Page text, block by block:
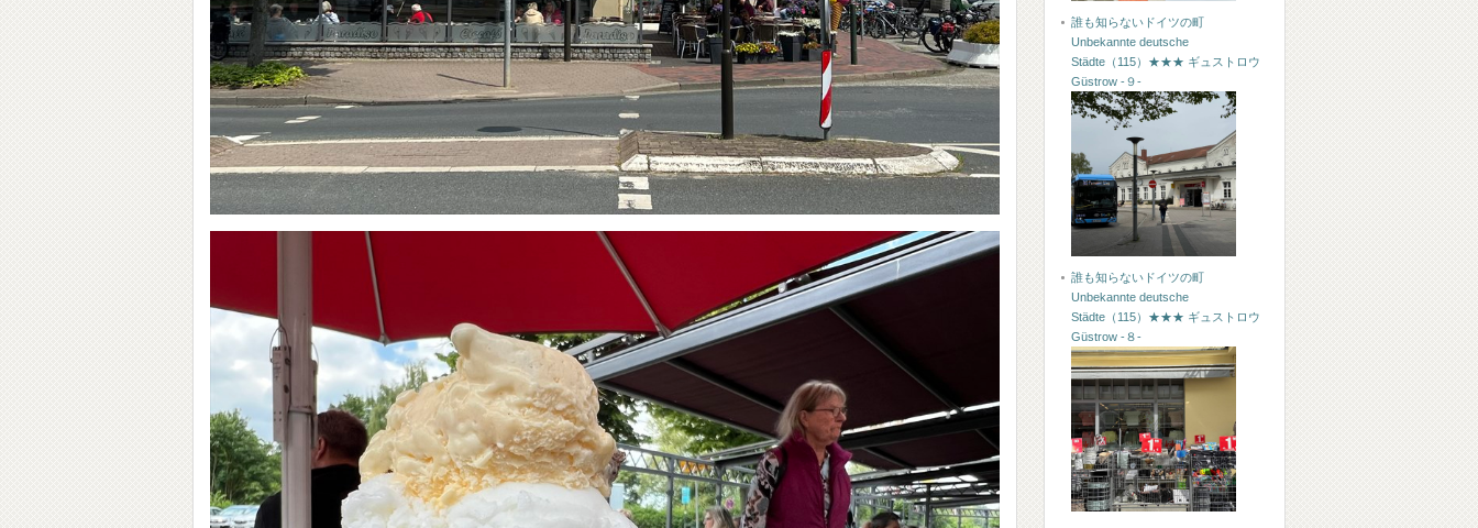
誰も知らないドイツの町
Unbekannte deutsche
Städte（115）★★★ ギュストロウ
Güstrow -９-
誰も知らないドイツの町
Unbekannte deutsche
Städte（115）★★★ ギュストロウ
Güstrow -８-